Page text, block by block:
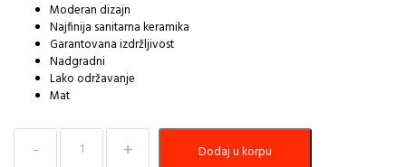
Moderan dizajn
Najfinija sanitarna keramika
Garantovana izdržljivost
Nadgradni
Lako održavanje
Mat
Umivaonik
nadgradni
Dodaj u korpu